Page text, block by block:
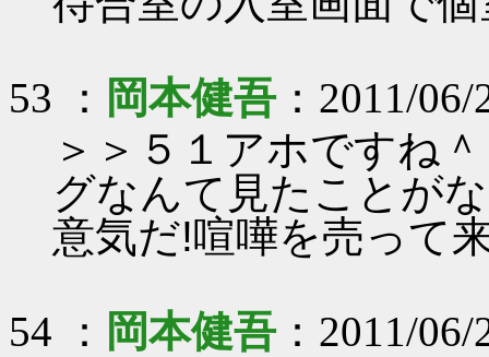
53 ： 岡本健吾：2011/06/
＞＞５１アホですね
グなんて見たことが
意気だ!喧嘩を売って
54 ： 岡本健吾：2011/06/